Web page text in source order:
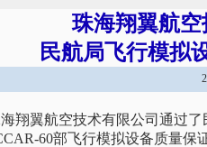
珠海翔翼航
民航局飞行模拟
翔翼航空技术有限公司通过
60部飞行模拟设备质量保